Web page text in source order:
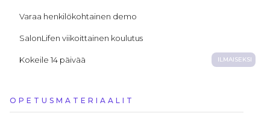
Varaa henkilökohtainen demo
SalonLifen viikoittainen koulutus
Kokeile 14 päivää ILMAISEKSI
OPETUSMATERIAALIT